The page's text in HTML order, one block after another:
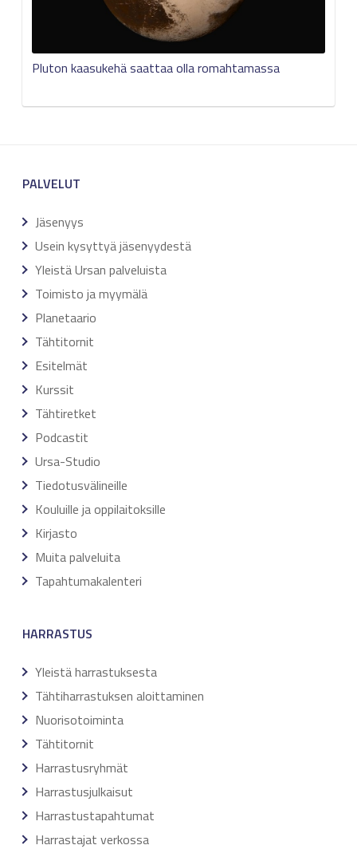
Pluton kaasukehä saattaa olla romahtamassa
PALVELUT
Jäsenyys
Usein kysyttyä jäsenyydestä
Yleistä Ursan palveluista
Toimisto ja myymälä
Planetaario
Tähtitornit
Esitelmät
Kurssit
Tähtiretket
Podcastit
Ursa-Studio
Tiedotusvälineille
Kouluille ja oppilaitoksille
Kirjasto
Muita palveluita
Tapahtumakalenteri
HARRASTUS
Yleistä harrastuksesta
Tähtiharrastuksen aloittaminen
Nuorisotoiminta
Tähtitornit
Harrastusryhmät
Harrastusjulkaisut
Harrastustapahtumat
Harrastajat verkossa